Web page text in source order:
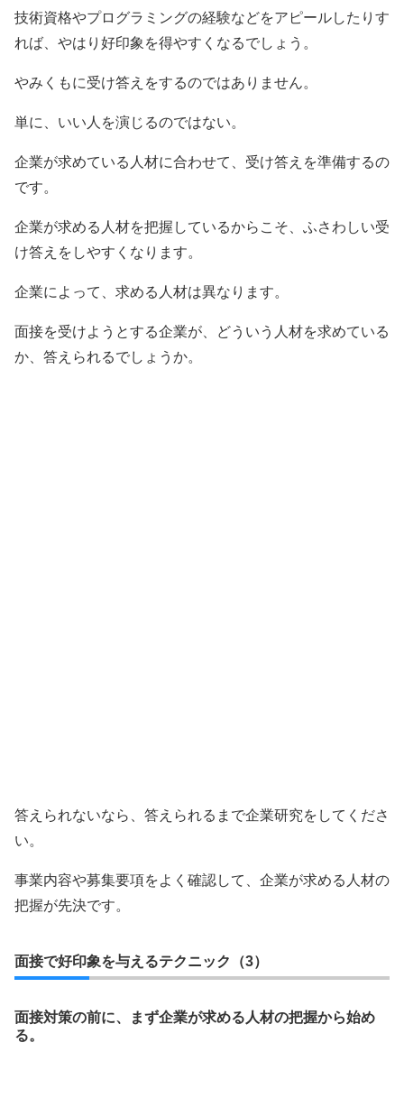
技術資格やプログラミングの経験などをアピールしたりす
れば、やはり好印象を得やすくなるでしょう。
やみくもに受け答えをするのではありません。
単に、いい人を演じるのではない。
企業が求めている人材に合わせて、受け答えを準備するの
です。
企業が求める人材を把握しているからこそ、ふさわしい受
け答えをしやすくなります。
企業によって、求める人材は異なります。
面接を受けようとする企業が、どういう人材を求めている
か、答えられるでしょうか。
答えられないなら、答えられるまで企業研究をしてくださ
い。
事業内容や募集要項をよく確認して、企業が求める人材の
把握が先決です。
面接で好印象を与えるテクニック（3）
面接対策の前に、まず企業が求める人材の把握から始め
る。